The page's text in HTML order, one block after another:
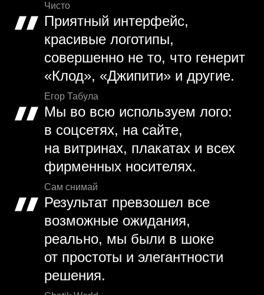
Чисто
Приятный интерфейс,
красивые логотипы,
совершенно не то, что генерит
«Клод», «Джипити» и другие.
Егор Табула
Мы во всю используем лого:
в соцсетях, на сайте,
на витринах, плакатах и всех
фирменных носителях.
Сам снимай
Результат превзошел все
возможные ожидания,
реально, мы были в шоке
от простоты и элегантности
решения.